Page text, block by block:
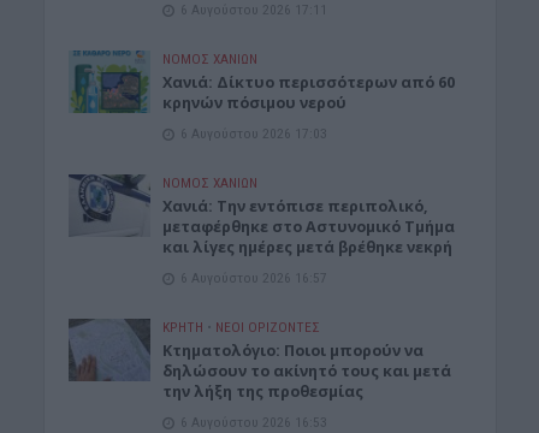
6 Αυγούστου 2026 17:11
ΝΟΜΌΣ ΧΑΝΊΩΝ
Xανιά: Δίκτυο περισσότερων από 60
κρηνών πόσιμου νερού
6 Αυγούστου 2026 17:03
ΝΟΜΌΣ ΧΑΝΊΩΝ
Χανιά: Την εντόπισε περιπολικό,
μεταφέρθηκε στο Αστυνομικό Τμήμα
και λίγες ημέρες μετά βρέθηκε νεκρή
6 Αυγούστου 2026 16:57
ΚΡΗΤΗ • ΝΕΟΙ ΟΡΙΖΟΝΤΕΣ
Κτηματολόγιο: Ποιοι μπορούν να
δηλώσουν το ακίνητό τους και μετά
την λήξη της προθεσμίας
6 Αυγούστου 2026 16:53